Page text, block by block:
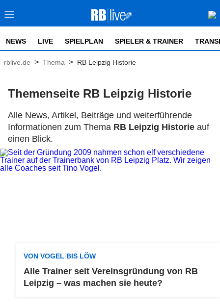
NEWS LIVE SPIELPLAN SPIELER & TRAINER
rblive.de > Thema > RB Leipzig Historie
Themenseite RB Leipzig Historie
Alle News, Artikel, Beiträge und weiterführende
Informationen zum Thema RB Leipzig Historie auf
einen Blick.
VON VOGEL BIS LÖW
Alle Trainer seit Vereinsgründung von RB
Leipzig – was machen sie heute?